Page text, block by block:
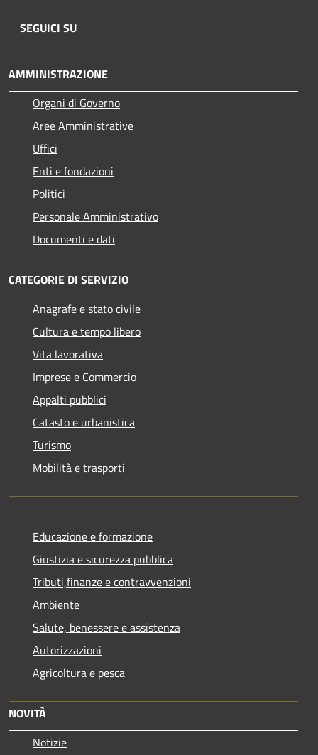
SEGUICI SU
AMMINISTRAZIONE
Organi di Governo
Aree Amministrative
Uffici
Enti e fondazioni
Politici
Personale Amministrativo
Documenti e dati
CATEGORIE DI SERVIZIO
Anagrafe e stato civile
Cultura e tempo libero
Vita lavorativa
Imprese e Commercio
Appalti pubblici
Catasto e urbanistica
Turismo
Mobilità e trasporti
Educazione e formazione
Giustizia e sicurezza pubblica
Tributi,finanze e contravvenzioni
Ambiente
Salute, benessere e assistenza
Autorizzazioni
Agricoltura e pesca
NOVITÀ
Notizie